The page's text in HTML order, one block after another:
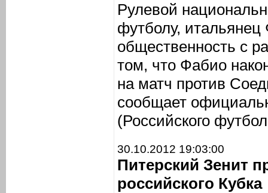
Рулевой
футболу,
общественность с
том, что Фабио
на матч против
сообщает
(Российского
30.10.2012 19:03:00
Питерский Зенит
российского Кубка